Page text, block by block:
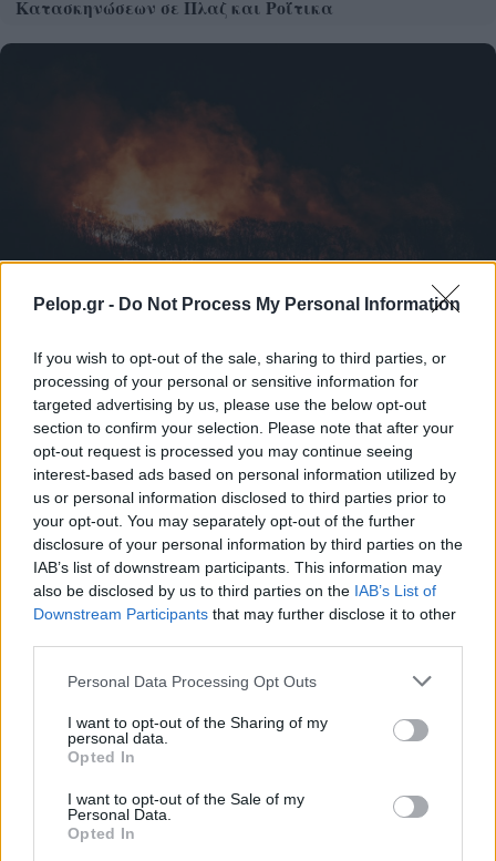
Pelop.gr - Do Not Process My Personal Information
If you wish to opt-out of the sale, sharing to third parties, or
processing of your personal or sensitive information for
targeted advertising by us, please use the below opt-out
section to confirm your selection. Please note that after your
opt-out request is processed you may continue seeing
interest-based ads based on personal information utilized by
us or personal information disclosed to third parties prior to
your opt-out. You may separately opt-out of the further
disclosure of your personal information by third parties on the
IAB’s list of downstream participants. This information may
also be disclosed by us to third parties on the IAB’s List of
Downstream Participants that may further disclose it to other
Please note that this website/app uses one or more Google
not limited to your visit or usage behaviour. You may click to
grant or deny consent to Google and its third-party tags to
use your data for below specified purposes in below Google
consent section.
Personal Data Processing Opt Outs
I want to opt-out of the Sharing of my
personal data.
Opted In
I want to opt-out of the Sale of my
Personal Data.
Opted In
Κατασκηνώσεων σε Πλαζ και Ροΐτικα
Πώς να προστατευτείτε από τον καπνό των πυρκαγιών
– Τα 6 μέτρα για τις ευπαθείς ομάδες
Και όμως μπορούν να τους κλέψουν